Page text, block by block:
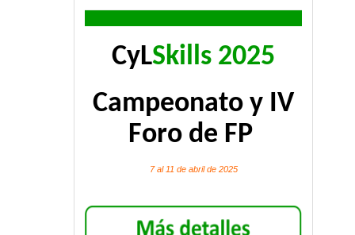
CyLSkills 2025
Campeonato y IV
Foro de FP
7 al 11 de abril de 2025